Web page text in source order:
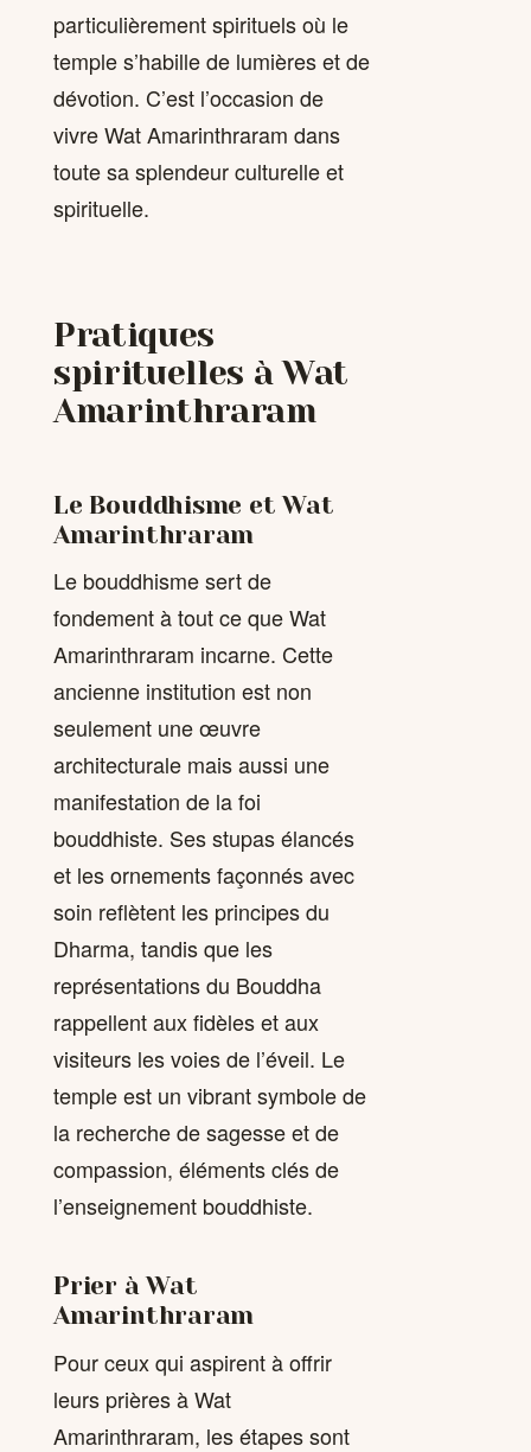
particulièrement spirituels où le
temple s’habille de lumières et de
dévotion. C’est l’occasion de
vivre Wat Amarinthraram dans
toute sa splendeur culturelle et
spirituelle.
Pratiques
spirituelles à Wat
Amarinthraram
Le Bouddhisme et Wat
Amarinthraram
Le bouddhisme sert de
fondement à tout ce que Wat
Amarinthraram incarne. Cette
ancienne institution est non
seulement une œuvre
architecturale mais aussi une
manifestation de la foi
bouddhiste. Ses stupas élancés
et les ornements façonnés avec
soin reflètent les principes du
Dharma, tandis que les
représentations du Bouddha
rappellent aux fidèles et aux
visiteurs les voies de l’éveil. Le
temple est un vibrant symbole de
la recherche de sagesse et de
compassion, éléments clés de
l’enseignement bouddhiste.
Prier à Wat
Amarinthraram
Pour ceux qui aspirent à offrir
leurs prières à Wat
Amarinthraram, les étapes sont